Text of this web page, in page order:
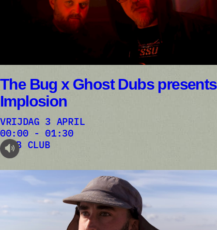
The Bug x Ghost Dubs presents
Implosion
VRIJDAG 3 APRIL
00:00 - 01:30
audioplayer.listen
AB CLUB